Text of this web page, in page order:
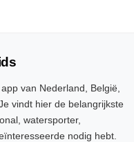
van Nederland, België,
vindt hier de belangrijkste
watersporter,
nodig hebt.